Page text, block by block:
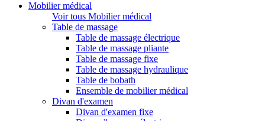
Mobilier médical
Voir tous Mobilier médical
Table de massage
Table de massage électrique
Table de massage pliante
Table de massage fixe
Table de massage hydraulique
Table de bobath
Ensemble de mobilier médical
Divan d'examen
Divan d'examen fixe